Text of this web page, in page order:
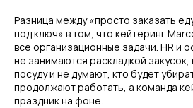
Разница между «просто заказать
под ключ» в том, что кейтеринг
все организационные задачи. HR и
не занимаются раскладкой
посуду и не думают, кто будет
продолжают работать, а команда
праздник на фоне.